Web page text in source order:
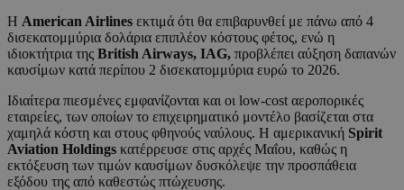
Η American Airlines εκτιμά ότι θα επιβαρυνθεί με πάνω από 4
δισεκατομμύρια δολάρια επιπλέον κόστους φέτος, ενώ η
ιδιοκτήτρια της British Airways, IAG, προβλέπει αύξηση δαπανών
καυσίμων κατά περίπου 2 δισεκατομμύρια ευρώ το 2026.
Ιδιαίτερα πιεσμένες εμφανίζονται και οι low-cost αεροπορικές
εταιρείες, των οποίων το επιχειρηματικό μοντέλο βασίζεται στα
χαμηλά κόστη και στους φθηνούς ναύλους. Η αμερικανική Spirit
Aviation Holdings κατέρρευσε στις αρχές Μαΐου, καθώς η
εκτόξευση των τιμών καυσίμων δυσκόλεψε την προσπάθεια
εξόδου της από καθεστώς πτώχευσης.